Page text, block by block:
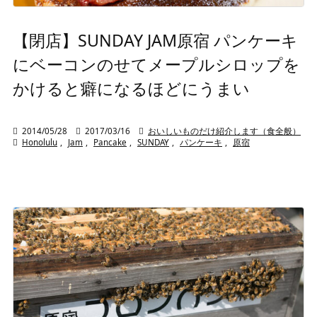
【閉店】SUNDAY JAM原宿 パンケーキ
にベーコンのせてメープルシロップを
かけると癖になるほどにうまい
 2014/05/28  2017/03/16  おいしいものだけ紹介します（食全般）
 Honolulu , Jam , Pancake , SUNDAY , パンケーキ , 原宿